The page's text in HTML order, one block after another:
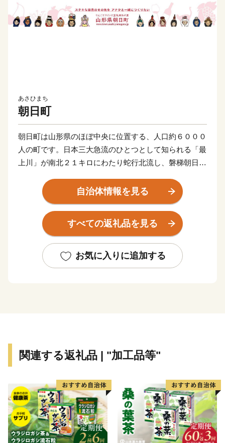
あさひまち
朝日町
朝日町は山形県のほぼ中央に位置する、人口約６０００
人の町です。日本三大急流のひとつとして知られる「最
上川」が南北２１キロにわたり蛇行北流し、磐梯朝日国
める、自然豊かなところです。
最上川の両岸に沿った河岸段丘は、果樹栽培に適した肥
沃な土地で、１３０年以上の栽培歴を持つりんごは町の
シンボルとなっています。そのほかにも、良質なブドウ
民一人ひとりが誠実な営みを続けています。
小さい町ながら、農業をはじめ、観光や教育など、まだ
自治体情報を見る
すべての返礼品を見る
お気に入りに追加する
関連する返礼品 | "加工品等"